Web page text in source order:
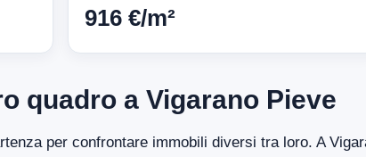
916 €/m²
quadro a Vigarano Pieve
per confrontare immobili diversi tra loro. A